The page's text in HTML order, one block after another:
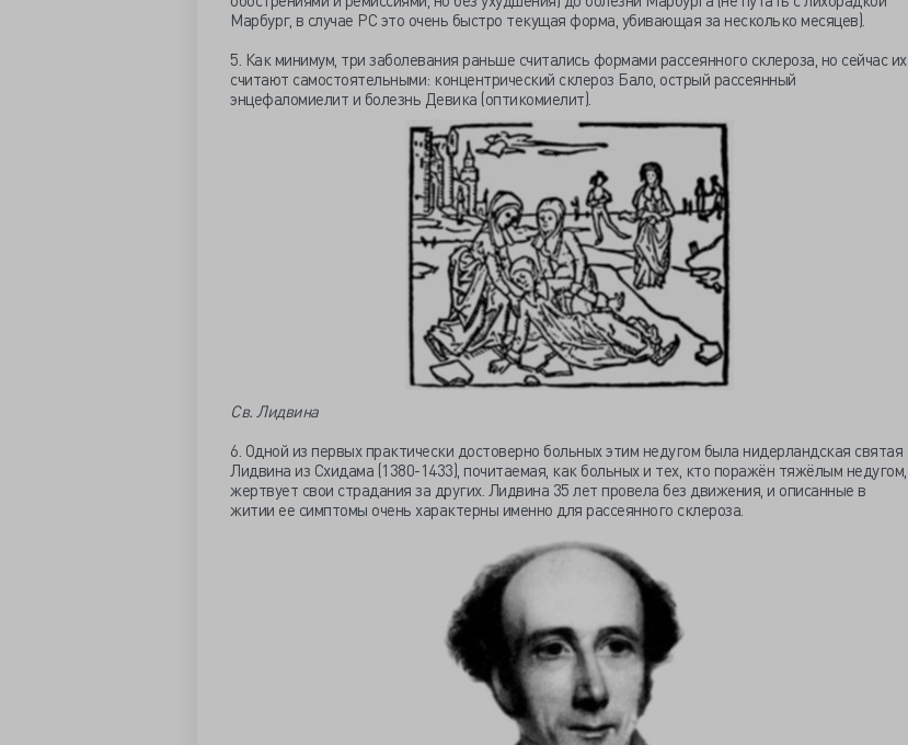
Марбург, в случае РС это очень быстро текущая форма, убивающая за несколько месяцев).
5. Как минимум, три заболевания раньше считались формами рассеянного склероза, но сейчас их
считают самостоятельными: концентрический склероз Бало, острый рассеянный
энцефаломиелит и болезнь Девика (оптикомиелит).
Св. Лидвина
6. Одной из первых практически достоверно больных этим недугом была нидерландская святая
Лидвина из Схидама (1380-1433), почитаемая, как больных и тех, кто поражён тяжёлым недугом,
жертвует свои страдания за других. Лидвина 35 лет провела без движения, и описанные в
житии ее симптомы очень характерны именно для рассеянного склероза.